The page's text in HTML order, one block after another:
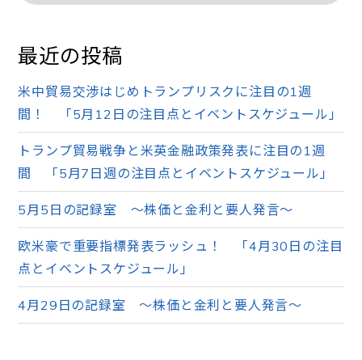
最近の投稿
米中貿易交渉はじめトランプリスクに注目の1週
間！ 「5月12日の注目点とイベントスケジュール」
トランプ貿易戦争と米英金融政策発表に注目の1週
間 「5月7日週の注目点とイベントスケジュール」
5月5日の記録室 ～株価と金利と要人発言～
欧米豪で重要指標発表ラッシュ！ 「4月30日の注目
点とイベントスケジュール」
4月29日の記録室 ～株価と金利と要人発言～